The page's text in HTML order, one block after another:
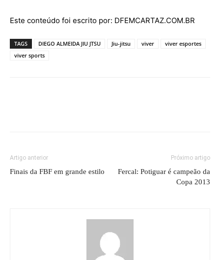
Este conteúdo foi escrito por: DFEMCARTAZ.COM.BR
TAGS DIEGO ALMEIDA JIU JTSU Jiu-jitsu viver
viver esportes
viver sports
Artigo anterior
Finais da FBF em grande estilo
Próximo artigo
Fercal: Potiguar é campeão da
Copa 2013